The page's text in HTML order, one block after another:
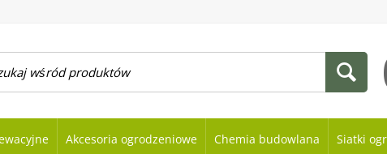
Akcesoria ogrodzeniowe Chemia budowlana Siatki